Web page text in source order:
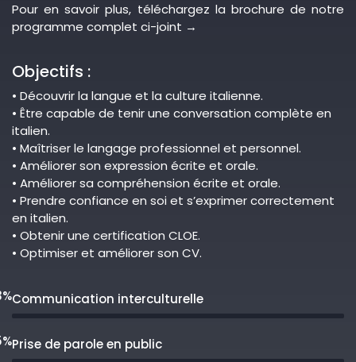
Pour en savoir plus, téléchargez la brochure de notre
programme complet ci-joint →
Objectifs :
• Découvrir la langue et la culture italienne.
• Être capable de tenir une conversation complète en
italien.
• Maîtriser le langage professionnel et personnel.
• Améliorer son expression écrite et orale.
• Améliorer sa compréhension écrite et orale.
• Prendre confiance en soi et s’exprimer correctement
en italien.
• Obtenir une certification CLOE.
• Optimiser et améliorer son CV.
Communication interculturelle
Prise de parole en public